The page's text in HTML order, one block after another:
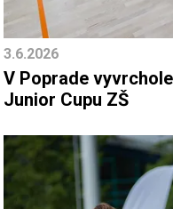
3.6.2026
V Poprade
Junior Cupu ZŠ